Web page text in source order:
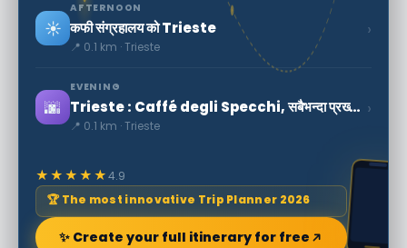
☀️
AFTERNOON
कफी संग्रहालय को Trieste
📍 0.1 km · Trieste
›
🌆
EVENING
Trieste : Caffé degli Specchi, सबैभन्दा प्रख्यात कफी शहर मा
📍 0.1 km · Trieste
›
★★★★★4.9
🏆 The most innovative Trip Planner 2026
✨ Create your full itinerary for free